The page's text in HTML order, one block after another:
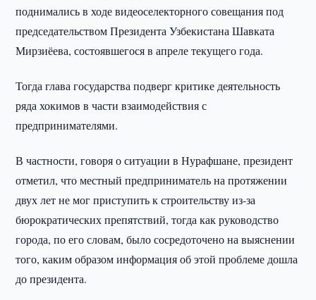
поднимались в ходе видеоселекторного совещания под
председательством Президента Узбекистана Шавката
Мирзиёева, состоявшегося в апреле текущего года.
Тогда глава государства подверг критике деятельность
ряда хокимов в части взаимодействия с
предпринимателями.
В частности, говоря о ситуации в Нурафшане, президент
отметил, что местный предприниматель на протяжении
двух лет не мог приступить к строительству из-за
бюрократических препятствий, тогда как руководство
города, по его словам, было сосредоточено на выяснении
того, каким образом информация об этой проблеме дошла
до президента.